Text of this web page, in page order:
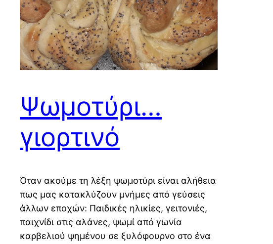
Ψωμοτύρι…
γιορτινό
Όταν ακούμε τη λέξη ψωμοτύρι είναι αλήθεια
πως μας κατακλύζουν μνήμες από γεύσεις
άλλων εποχών: Παιδικές ηλικίες, γειτονιές,
παιχνίδι στις αλάνες, ψωμί από γωνία
καρβελιού ψημένου σε ξυλόφουρνο στο ένα